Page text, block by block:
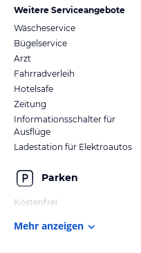
Weitere Serviceangebote
Wäscheservice
Bügelservice
Arzt
Fahrradverleih
Hotelsafe
Zeitung
Informationsschalter für
Ausflüge
Ladestation für Elektroautos
Parken
Kostenfrei
Mehr anzeigen